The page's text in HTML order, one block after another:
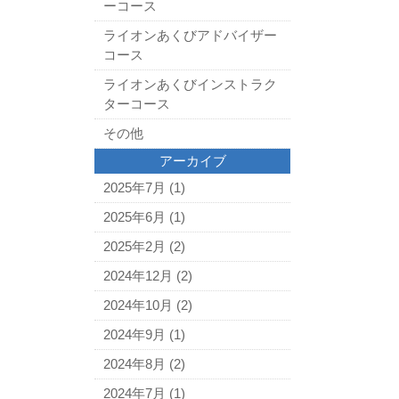
ーコース
ライオンあくびアドバイザー
コース
ライオンあくびインストラク
ターコース
その他
アーカイブ
2025年7月 (1)
2025年6月 (1)
2025年2月 (2)
2024年12月 (2)
2024年10月 (2)
2024年9月 (1)
2024年8月 (2)
2024年7月 (1)